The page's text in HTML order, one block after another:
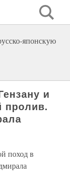
японскую
и
пролив.
поход в